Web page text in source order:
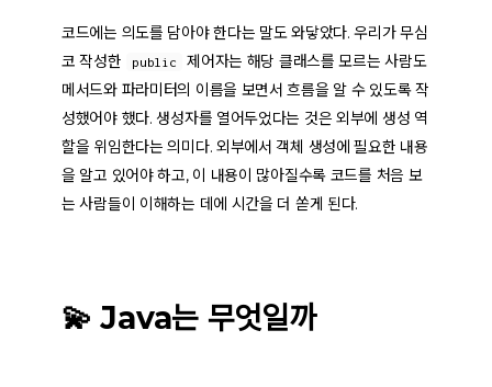
코드에는 의도를 담아야 한다는 말도 와닿았다. 우리가 무심
코 작성한
public
제어자는 해당 클래스를 모르는 사람도
메서드와 파라미터의 이름을 보면서 흐름을 알 수 있도록 작
성했어야 했다. 생성자를 열어두었다는 것은 외부에 생성 역
할을 위임한다는 의미다. 외부에서 객체 생성에 필요한 내용
을 알고 있어야 하고, 이 내용이 많아질수록 코드를 처음 보
는 사람들이 이해하는 데에 시간을 더 쏟게 된다.
💫 Java는 무엇일까